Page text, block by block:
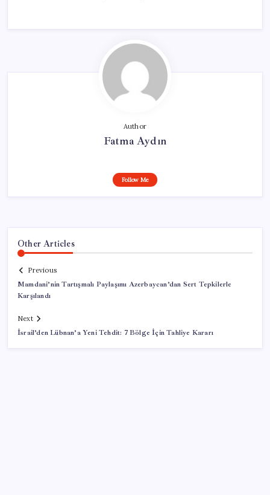
Author
Fatma Aydın
Follow Me
Other Articles
Previous
Mamdani’nin Tartışmalı Paylaşımı Azerbaycan’dan Sert Tepkilerle
Karşılandı
Next
İsrail’den Lübnan’a Yeni Tehdit: 7 Bölge İçin Tahliye Kararı